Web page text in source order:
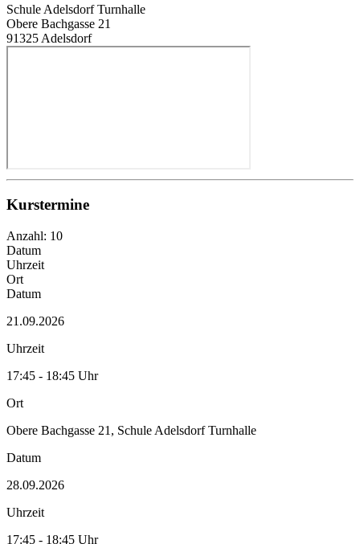
Schule Adelsdorf Turnhalle
Obere Bachgasse 21
91325 Adelsdorf
Kurstermine
Anzahl: 10
Datum
Uhrzeit
Ort
Datum
21.09.2026
Uhrzeit
17:45 - 18:45 Uhr
Ort
Obere Bachgasse 21, Schule Adelsdorf Turnhalle
Datum
28.09.2026
Uhrzeit
17:45 - 18:45 Uhr